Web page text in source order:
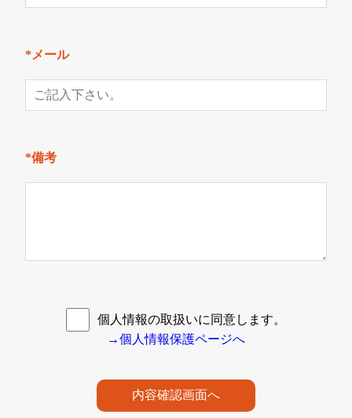
*メール
*備考
個人情報の取扱いに同意します。
→個人情報保護ページへ
内容確認画面へ